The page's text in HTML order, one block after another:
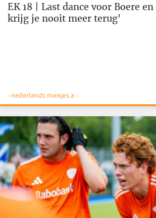
EK 18 | Last dance voor Boere
krijg je nooit meer terug'
- nederlands meisjes a -